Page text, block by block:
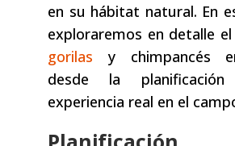
en su hábitat natural. En
exploraremos en detalle el
gorilas y chimpancés
desde la
experiencia real en el